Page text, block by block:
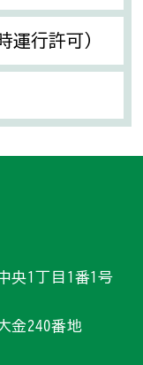
運行許可）
央1丁目1番1号
金240番地